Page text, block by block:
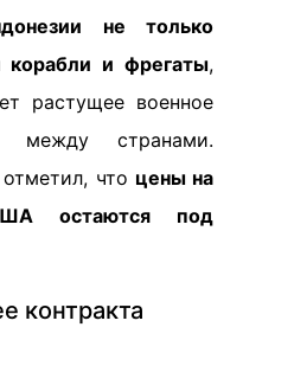
не только
и фрегаты,
растущее военное
между странами.
что цены на
остаются под
контракта